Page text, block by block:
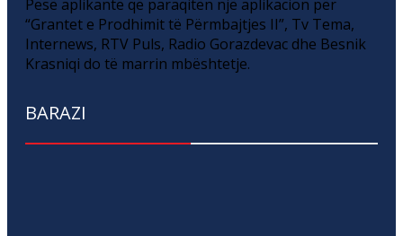
Pesë aplikantë që paraqitën një aplikacion për
“Grantet e Prodhimit të Përmbajtjes II”, Tv Tema,
Internews, RTV Puls, Radio Gorazdevac dhe Besnik
Krasniqi do të marrin mbështetje.
BARAZI